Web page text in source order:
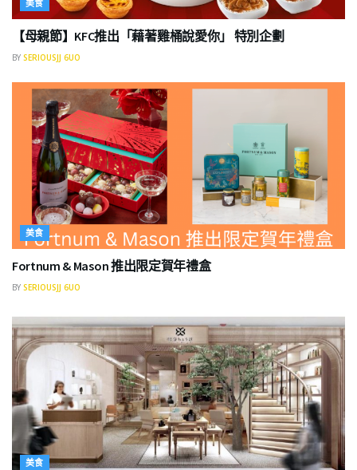
美食
【母親節】KFC推出「藉著雞桶說愛你」 特別企劃
BY SERIOUSJJ 6UO
美食
Fortnum & Mason 推出限定賀年禮盒
BY SERIOUSJJ 6UO
美食